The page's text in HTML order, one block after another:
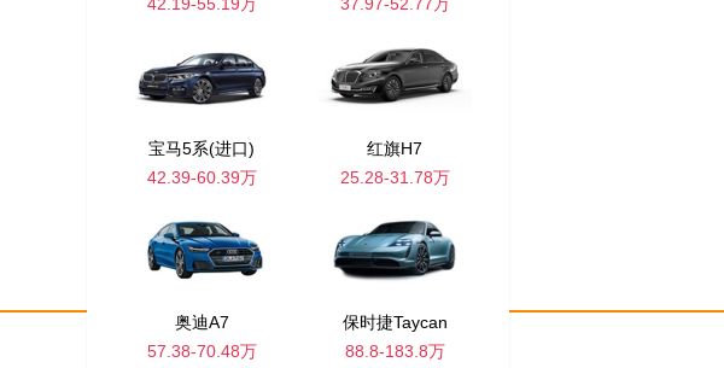
宝马5系(进口)
42.39-60.39万
红旗H7
25.28-31.78万
奥迪A7
57.38-70.48万
保时捷Taycan
88.8-183.8万